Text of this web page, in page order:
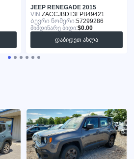
JEEP RENEGADE 2015
VIN:ZACCJBDT3FPB49421
Ბევრი ნომერი:57299286
მიმდინარე ბიდი:$0.00
დაბიდეთ ახლა